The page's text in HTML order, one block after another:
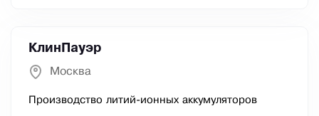
КлинПауэр
Москва
Производство литий-ионных аккумуляторов